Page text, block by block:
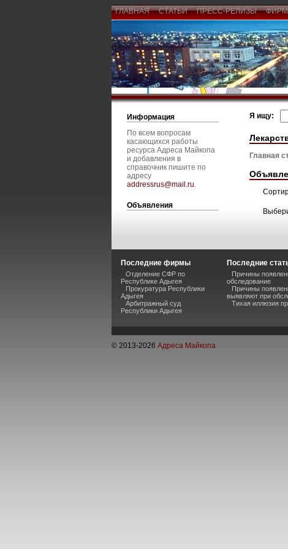
ГЛАВНАЯ СТАТЬИ ПРЕСС-РЕЛИЗЫ
Информация
По всем вопросам
касающихся работы
ресурса Адреса Майкопа
и добавления в
справочник пишите по
адресу
addressrus@mail.ru.
Объявления
Я ищу:
Главная
Последние фирмы
Отделение СФР по
Республике Адыгея
Прокуратура Республики
Адыгея
Арбитражный суд
Республики Адыгея
Последние
Причины
обследование
Причины
выявляют при
Тихая иллюзия
© 2013-2026 Адреса Майкопа